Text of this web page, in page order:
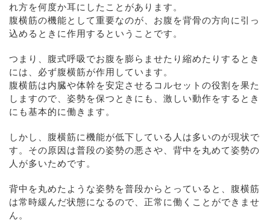
れ方を何度か耳にしたことがあります。
腹横筋の機能として重要なのが、お腹を背骨の方向に引っ
込めるときに作用するということです。
つまり、腹式呼吸でお腹を膨らませたり縮めたりするとき
には、必ず腹横筋が作用しています。
腹横筋は内臓や体幹を安定させるコルセットの役割を果た
しますので、姿勢を保つときにも、激しい動作をするとき
にも基本的に働きます。
しかし、腹横筋に機能が低下している人は多いのが現状で
す。その原因は普段の姿勢の悪さや、背中を丸めて姿勢の
人が多いためです。
背中を丸めたような姿勢を普段からとっていると、腹横筋
は常時緩んだ状態になるので、正常に働くことができませ
ん。